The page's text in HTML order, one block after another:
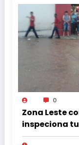
0
Zona Leste
inspeciona